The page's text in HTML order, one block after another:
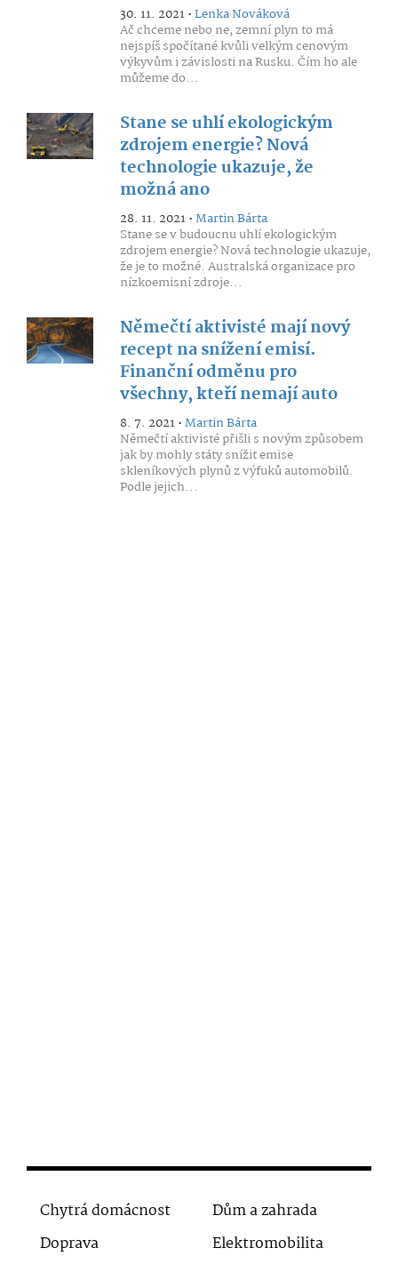
30. 11. 2021 •Lenka Nováková
Ač chceme nebo ne, zemní plyn to má
nejspíš spočítané kvůli velkým cenovým
výkyvům i závislosti na Rusku. Čím ho ale
můžeme do...
Stane se uhlí ekologickým
zdrojem energie? Nová
technologie ukazuje, že
možná ano
28. 11. 2021 •Martin Bárta
Stane se v budoucnu uhlí ekologickým
zdrojem energie? Nová technologie ukazuje,
že je to možné. Australská organizace pro
nízkoemisní zdroje...
Němečtí aktivisté mají nový
recept na snížení emisí.
Finanční odměnu pro
všechny, kteří nemají auto
8. 7. 2021 •Martin Bárta
Němečtí aktivisté přišli s novým způsobem
jak by mohly státy snížit emise
skleníkových plynů z výfuků automobilů.
Podle jejich...
Chytrá domácnost
Dům a zahrada
Doprava
Elektromobilita